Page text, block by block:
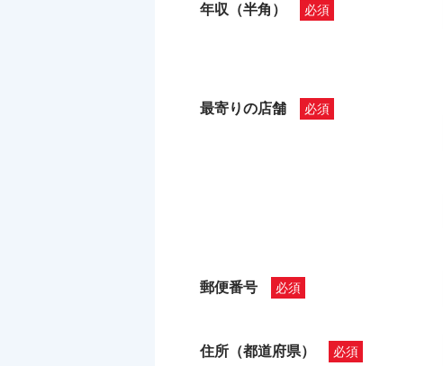
年収（半角）
最寄りの店舗
郵便番号
住所（都道府県）